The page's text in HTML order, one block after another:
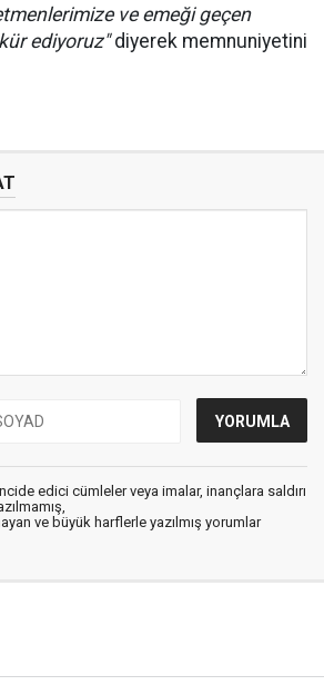
ve emeği geçen
ediyoruz"diyerek memnuniyetini
edici cümleler veya imalar, inançlara saldırı
ve büyük harflerle yazılmış yorumlar